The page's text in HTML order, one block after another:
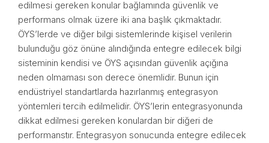
edilmesi gereken konular bağlamında güvenlik ve
performans olmak üzere iki ana başlık çıkmaktadır.
ÖYS’lerde ve diğer bilgi sistemlerinde kişisel verilerin
bulunduğu göz önüne alındığında entegre edilecek bilgi
sisteminin kendisi ve ÖYS açısından güvenlik açığına
neden olmaması son derece önemlidir. Bunun için
endüstriyel standartlarda hazırlanmış entegrasyon
yöntemleri tercih edilmelidir. ÖYS’lerin entegrasyonunda
dikkat edilmesi gereken konulardan bir diğeri de
performanstır. Entegrasyon sonucunda entegre edilecek